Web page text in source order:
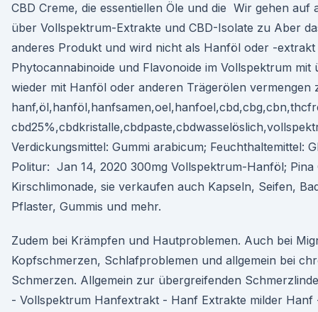
CBD Creme, die essentiellen Öle und die Wir gehen auf
über Vollspektrum-Extrakte und CBD-Isolate zu Aber
anderes Produkt und wird nicht als Hanföl oder -
Phytocannabinoide und Flavonoide im Vollspektrum mit
wieder mit Hanföl oder anderen Trägerölen vermengen
Verdickungsmittel: Gummi arabicum; Feuchthaltemittel:
Politur: Jan 14, 2020 300mg Vollspektrum-Hanföl; Pina
Kirschlimonade, sie verkaufen auch Kapseln, Seifen,
Pflaster, Gummis und mehr.
Zudem bei Krämpfen und Hautproblemen. Auch bei
Kopfschmerzen, Schlafproblemen und allgemein bei
Schmerzen. Allgemein zur übergreifenden
- Vollspektrum Hanfextrakt - Hanf Extrakte milder Hanf